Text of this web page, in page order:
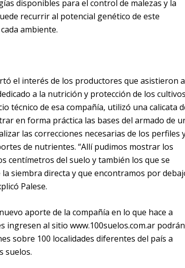
disponibles para el control de malezas y la
recurrir al potencial genético de este
ambiente.
el interés de los productores que asistieron a
a la nutrición y protección de los
técnico de esa compañía, utilizó una calicata
en forma práctica las bases del armado de
las correcciones necesarias de los perfiles
de nutrientes. “Allí pudimos mostrar los
centímetros del suelo y también los que se
siembra directa y que encontramos por
Palese.
aporte de la compañía en lo que hace a
ingresen al sitio www.100suelos.com.ar podrán
sobre 100 localidades diferentes del país a
suelos.